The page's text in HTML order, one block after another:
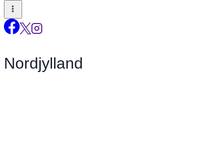
Nordjylland